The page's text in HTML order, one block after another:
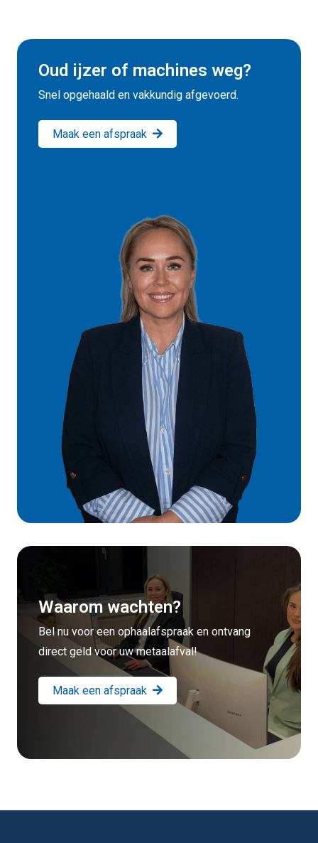
Oud ijzer of machines weg?
Snel opgehaald en vakkundig afgevoerd.
Maak een afspraak
Waarom wachten?
Bel nu voor een ophaalafspraak en ontvang
direct geld voor uw metaalafval!
Maak een afspraak